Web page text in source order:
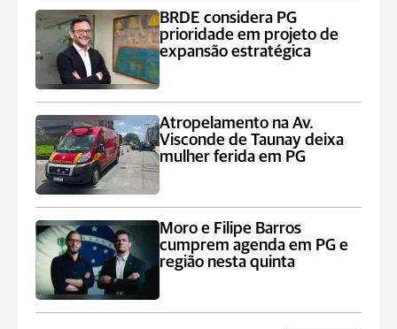
BRDE considera PG
prioridade em projeto de
expansão estratégica
Atropelamento na Av.
Visconde de Taunay deixa
mulher ferida em PG
Moro e Filipe Barros
cumprem agenda em PG e
região nesta quinta